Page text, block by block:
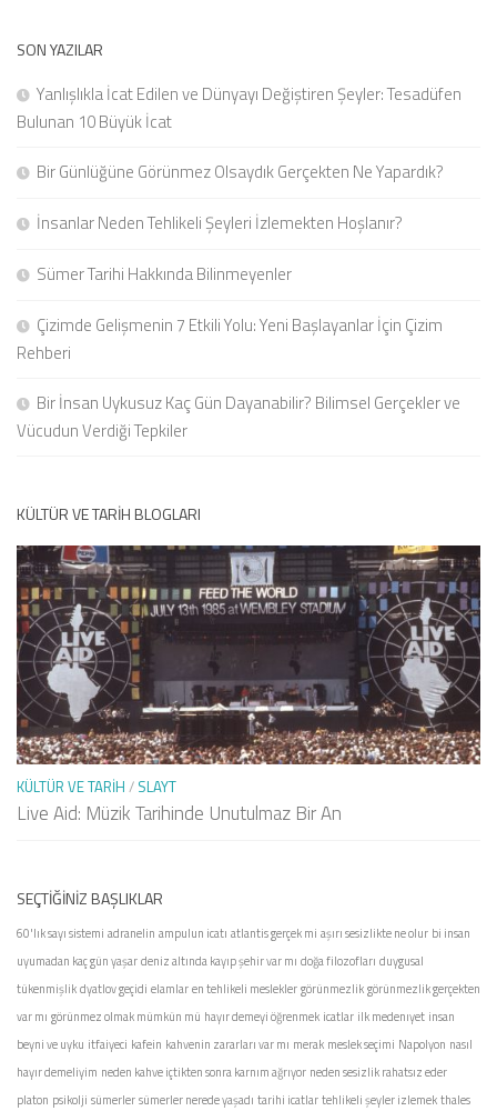
SON YAZILAR
Yanlışlıkla İcat Edilen ve Dünyayı Değiştiren Şeyler: Tesadüfen
Bulunan 10 Büyük İcat
Bir Günlüğüne Görünmez Olsaydık Gerçekten Ne Yapardık?
İnsanlar Neden Tehlikeli Şeyleri İzlemekten Hoşlanır?
Sümer Tarihi Hakkında Bilinmeyenler
Çizimde Gelişmenin 7 Etkili Yolu: Yeni Başlayanlar İçin Çizim
Rehberi
Bir İnsan Uykusuz Kaç Gün Dayanabilir? Bilimsel Gerçekler ve
Vücudun Verdiği Tepkiler
KÜLTÜR VE TARIH BLOGLARI
KÜLTÜR VE TARIH / SLAYT
Live Aid: Müzik Tarihinde Unutulmaz Bir An
SEÇTIĞINIZ BAŞLIKLAR
60'lık sayı sistemi adranelin ampulun icatı atlantis gerçek mi aşırı sesizlikte ne olur bi insan
uyumadan kaç gün yaşardeniz altında kayıp şehir var mı doğa filozofları duygusal
tükenmişlikdyatlov geçidi elamlaren tehlikeli mesleklergörünmezlikgörünmezlik gerçekten
var mı görünmez olmak mümkün mü hayır demeyi öğrenmek icatlar ilk medenıyet insan
beyni ve uyku itfaiyeci kafein kahvenin zararları var mı merak meslek seçimi Napolyon nasıl
hayır demeliyim neden kahve içtikten sonra karnım ağrıyor neden sesizlik rahatsız eder
platon psikolji sümerlersümerler nerede yaşadı tarihi icatlartehlikeli şeyler izlemekthales